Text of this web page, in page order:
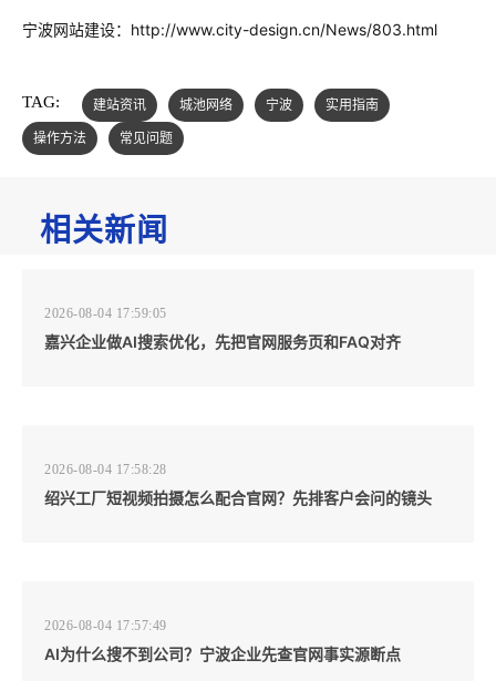
宁波网站建设：http://www.city-design.cn/News/803.html
TAG: 建站资讯 城池网络 宁波
实用指南
操作方法
常见问题
相关新闻
2026-08-04 17:59:05
嘉兴企业做AI搜索优化，先把官网服务页和FAQ对齐
2026-08-04 17:58:28
绍兴工厂短视频拍摄怎么配合官网？先排客户会问的镜头
2026-08-04 17:57:49
AI为什么搜不到公司？宁波企业先查官网事实源断点